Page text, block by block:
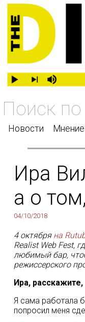
Новости Мнение
Ира
а о
04/10/2018
4 октября на
Realist Web Fest,
любимый бар,
режиссерского
Ира, расскажите,
Я сама работала
попросил меня